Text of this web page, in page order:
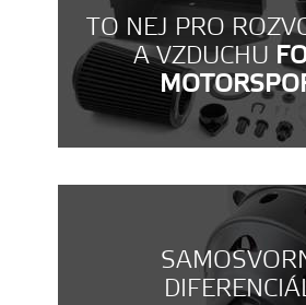
TO NEJ PRO
A VZDUCHU